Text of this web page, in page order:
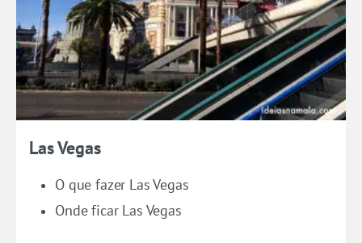
Las Vegas
O que fazer Las Vegas
Onde ficar Las Vegas